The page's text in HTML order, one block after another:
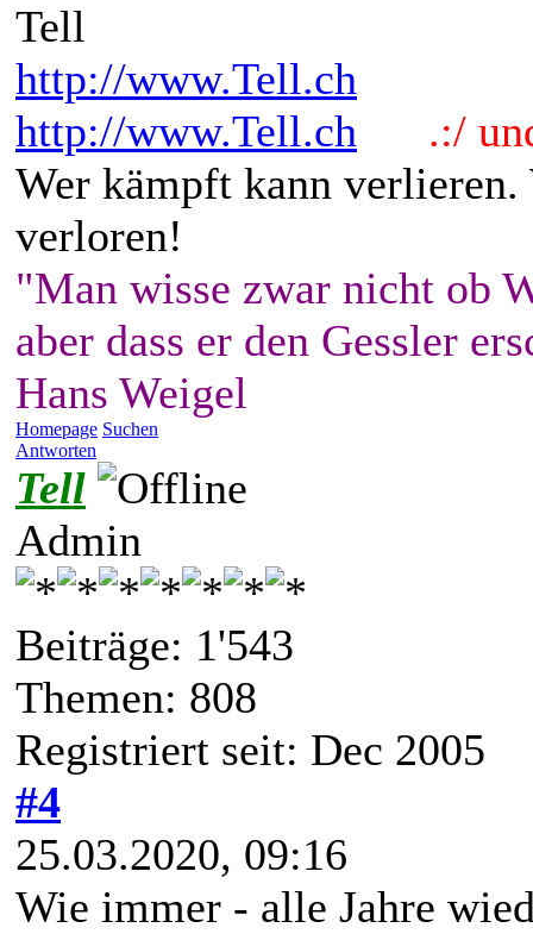
Tell
http://www.Tell.ch
http://www.Tell.ch
.:/
Wer kämpft kann
verloren!
"Man wisse zwar nicht ob
aber dass er den Gessler
Hans Weigel
Homepage Suchen
Antworten
Tell
Admin
Beiträge: 1'543
Themen: 808
Registriert seit: Dec 2005
#4
25.03.2020, 09:16
Wie immer - alle Jahre